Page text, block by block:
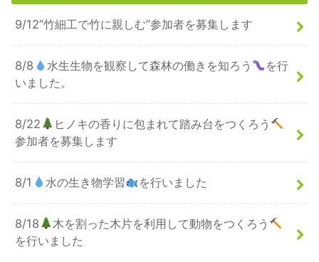
9/12”竹細工で竹に親しむ”参加者を募集します
8/8 水生生物を観察して森林の働きを知ろう
を行
いました。
8/22
ヒノキの香りに包まれて踏み台をつくろう
参加者を募集します
8/1 水の生き物学習 を行いました
8/18
木を割った木片を利用して動物をつくろう
を行いました